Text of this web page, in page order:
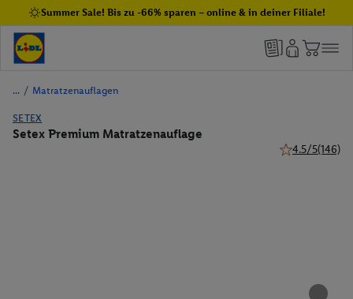
Summer Sale! Bis zu -66% sparen – online & in deiner Filiale!
/ Matratzenauflagen
SETEX
Setex Premium Matratzenauflage
4.5/5(146)